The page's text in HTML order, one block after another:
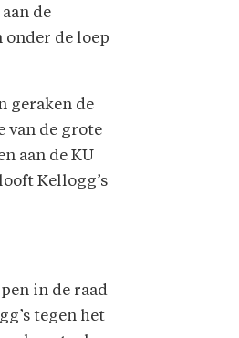
de
onder de loep
geraken de
van de grote
aan de KU
Kellogg’s
in de raad
tegen het